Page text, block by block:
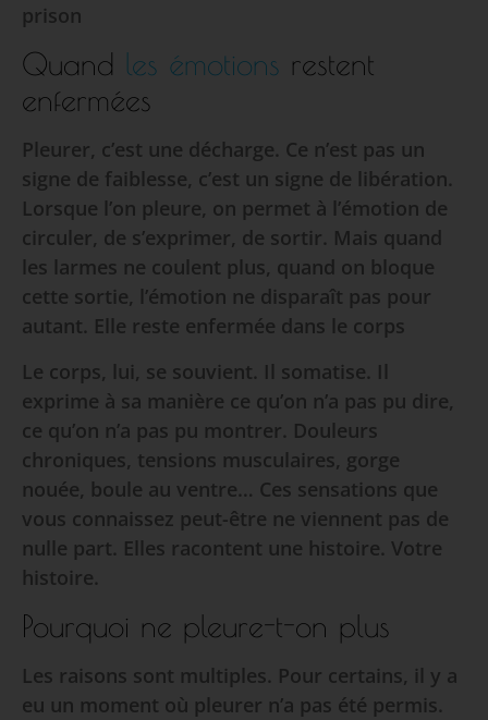
prison
Quand les émotions restent
enfermées
Pleurer, c’est une décharge. Ce n’est pas un
signe de faiblesse, c’est un signe de libération.
Lorsque l’on pleure, on permet à l’émotion de
circuler, de s’exprimer, de sortir. Mais quand
les larmes ne coulent plus, quand on bloque
cette sortie, l’émotion ne disparaît pas pour
autant. Elle reste enfermée dans le corps
Le corps, lui, se souvient. Il somatise. Il
exprime à sa manière ce qu’on n’a pas pu dire,
ce qu’on n’a pas pu montrer. Douleurs
chroniques, tensions musculaires, gorge
nouée, boule au ventre… Ces sensations que
vous connaissez peut-être ne viennent pas de
nulle part. Elles racontent une histoire. Votre
histoire.
Pourquoi ne pleure-t-on plus
Les raisons sont multiples. Pour certains, il y a
eu un moment où pleurer n’a pas été permis.